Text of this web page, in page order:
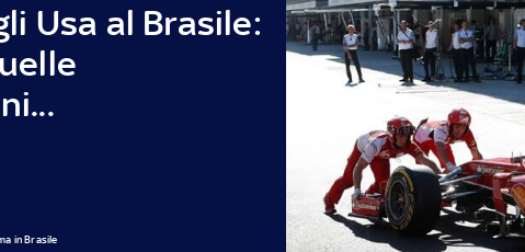
Usa al Brasile:
in Brasile